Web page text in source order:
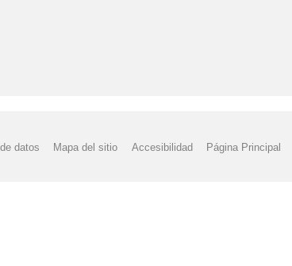
datos Mapa del sitio Accesibilidad Página Principal